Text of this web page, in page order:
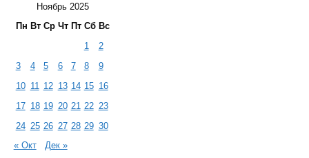
Ноябрь 2025
Пн Вт Ср Чт Пт Сб Вс
1
2
3
4 5 6 7 8
9
10 11 12 13 14 15 16
17 18 19 20 21 22 23
24 25 26 27 28 29 30
« Окт
Дек »